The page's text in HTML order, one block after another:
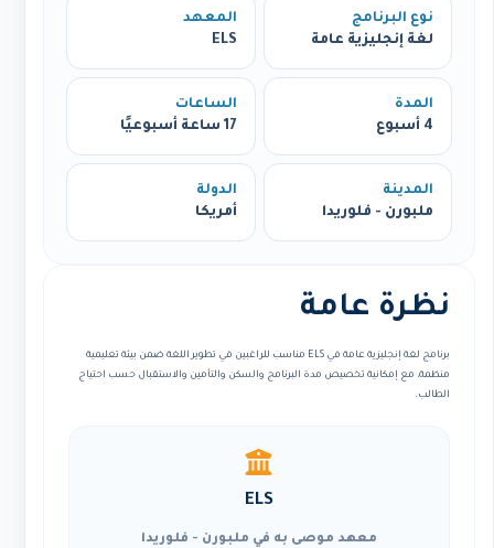
نوع البرنامج
لغة إنجليزية عامة
المعهد
ELS
المدة
4 أسبوع
الساعات
17 ساعة أسبوعيًا
المدينة
ملبورن - فلوريدا
الدولة
أمريكا
نظرة عامة
برنامج لغة إنجليزية عامة في ELS مناسب للراغبين في تطوير اللغة ضمن بيئة تعليمية
منظمة، مع إمكانية تخصيص مدة البرنامج والسكن والتأمين والاستقبال حسب احتياج
الطالب.
ELS
معهد موصى به في ملبورن - فلوريدا